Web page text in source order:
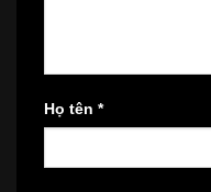
Họ tên *